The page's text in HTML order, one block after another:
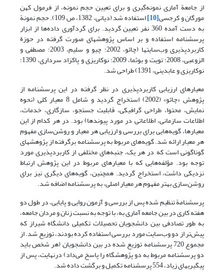
از جامعة آماری نمونه‌گیری و برای تعیین حجم نمونه، از فرمول کهن
مورگان و کرجسی[10] استفاده شد (دیانی، 1382، ص 109). حجم نمونة
به دست آمده 360 نفر تعیین گردید. برای گردآوری داده‌ها از ابزار
پرسشنامه استفاده و بر اساس پژوهشهای صورت گرفته در حوزة
کاربردپذیری وب‌سایتها (چائو، 2002؛ چیو و سلیم، 2003؛ مصطفی و
الزوعبی، 2008؛ تویت و بوثما، 2009؛ نوکاریزی و پاکزاد سرداری، 1390؛
نوکاریزی و عابدینی، 1391) طراحی شد.
معیارهای ارزیابی کاربردپذیری در نظر گرفته در این پرسشنامه از
پژوهش «چائو» (2002) استخراج گردید و شامل 8 معیار کلی (نحوه
نمایش، محتوا، طراحی گرافیکی، قابلیت جستجو، سازگاری، خدمات،
اطلاعات سازمانی، اطلاعاتی در مورد پیوندها) بود. در هر کدام از این
معیارها، گویه‌هایی برای بررسی و ارزیابی هر معیار و روشن‌سازی مفهوم
هر معیار ارائه شد. گویه‌های مربوط به پرسشنامه برگرفته از پژوهشهای
گوناگونی است که در هر یک، جنبه‌های مختلفی از کاربردپذیری مورد
توجه بود. مؤلفه‌هایی که با معیارهای مربوط در این پژوهش ارتباط
نزدیکی داشت، استخراج گردید. همچنین، گویه‌های دیگری نیز برای
روشن‌سازی بهتر مفهوم هر معیار اصلی، به پرسشنامه اضافه شد.
پرسشنامة تنظیم شده پس از بررسی و آزمون روایی و پایایی، در طول دو
هفته کاری در بین جامعه آماری به، با توجه به نسبت زنان و مردان جامعه،
به طور تصادفی بین دانشجویان تحصیلات تکمیلی دانشگاه شیراز که
پیش‌تر از دو وب‌سایت مورد بررسی استفاده کرده بودند، توزیع شد. از
مجموع 720 پرسشنامه توزیع شده در بین دانشجویان (هر شخص باید
دو پرسشنامه مربوط به دو پژوهشگاه را پاسخ می‌داد) درنهایت، پس از
پیگیریهای زیاد، 554 پرسشنامه تکمیل و برگشت داده شد.